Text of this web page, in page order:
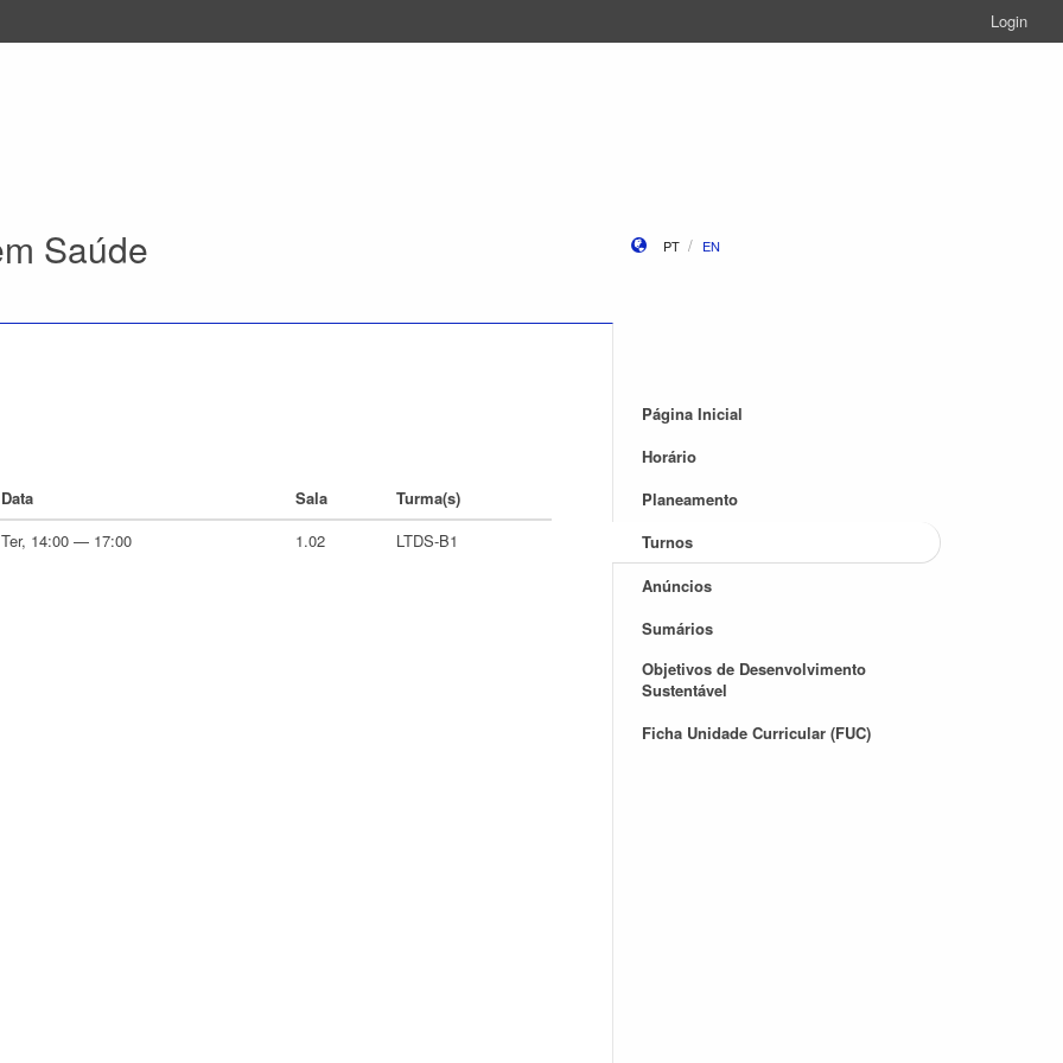
Login
Saúde PT EN
Data Sala
Turma(s)
Ter, 14:00 — 17:00 1.02 LTDS-B1
Página Inicial
Horário
Planeamento
Turnos
Anúncios
Sumários
Objetivos de Desenvolvimento
Sustentável
Ficha Unidade Curricular (FUC)